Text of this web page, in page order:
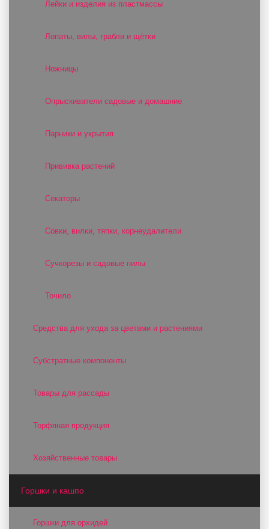
Лейки и изделия из пластмассы
Лопаты, вилы, грабли и щётки
Ножницы
Опрыскиватели садовые и домашние
Парники и укрытия
Прививка растений
Секаторы
Совки, вилки, тяпки, корнеудалители
Сучкорезы и садовые пилы
Точило
Средства для ухода за цветами и растениями
Субстратные компоненты
Товары для рассады
Торфяная продукция
Хозяйственные товары
Горшки и кашпо
Горшки для орхидей